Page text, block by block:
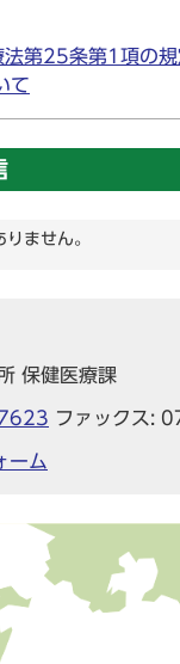
第25条第1項の
て
ません。
保健医療課
ファックス:
ーム